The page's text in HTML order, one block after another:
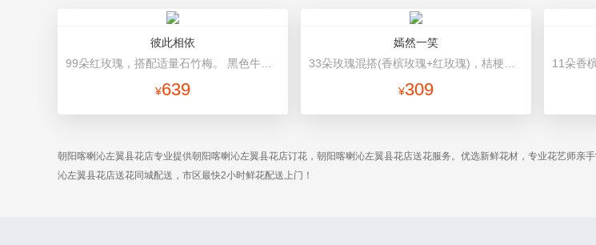
彼此相依
¥639
嫣然一笑
¥309
朝阳喀喇沁左翼县花店专业提供朝阳喀喇沁左翼县花店订花，朝阳喀喇沁左翼县花店送花服务。优选新鲜花材，专业花艺师
沁左翼县花店送花同城配送，市区最快2小时鲜花配送上门！